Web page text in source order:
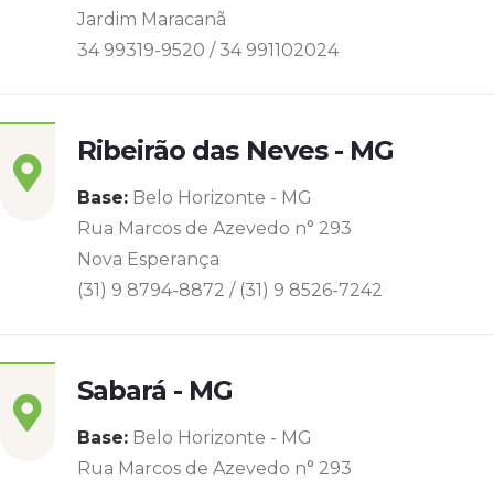
Jardim Maracanã
34 99319-9520 / 34 991102024
Ribeirão das Neves - MG
Base: Belo Horizonte - MG
Rua Marcos de Azevedo n° 293
Nova Esperança
(31) 9 8794-8872 / (31) 9 8526-7242
Sabará - MG
Base: Belo Horizonte - MG
Rua Marcos de Azevedo n° 293